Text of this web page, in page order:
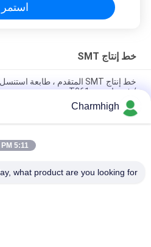
استمر
خط إنتاج SMT
/ فرن إنحسر T961
144pin
خط تجميع ثنائي الفينيل متعدد الكلور
Charmhigh
5:11 PM
what product are you looking for?